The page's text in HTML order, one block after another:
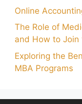
Online
The Role of
and How to Join
Exploring the
MBA Programs